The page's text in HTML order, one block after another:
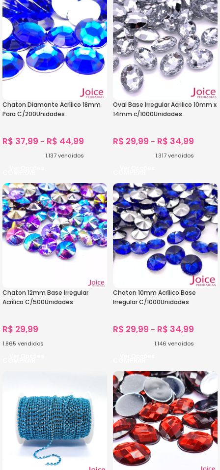
Chaton Diamante Acrílico 18mm
Para C/200Unidades
R$ 37,99 – R$ 44,99
1.137vendidos
Oval Base Irregular Acrilico 10mm x
14mm c/1000Unidades
R$ 29,99 – R$ 34,99
1.317vendidos
Chaton 12mm Base Irregular
Acrílico C/500Unidades
R$ 29,99
1.865 vendidos
Chaton 10mm Acrílico Base
Irregular C/1000Unidades
R$ 29,99 – R$ 34,99
1.146 vendidos